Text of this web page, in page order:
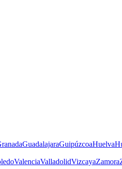
GuadalajaraGuipúzcoaHuelva
ValenciaValladolidVizcayaZamora